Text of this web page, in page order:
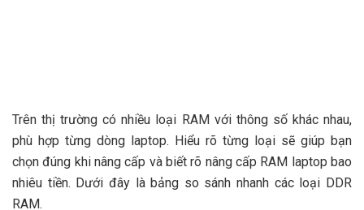
Trên thị trường có nhiều loại RAM với thông số khác nhau,
phù hợp từng dòng laptop. Hiểu rõ từng loại sẽ giúp bạn
chọn đúng khi nâng cấp và biết rõ nâng cấp RAM laptop bao
nhiêu tiền. Dưới đây là bảng so sánh nhanh các loại DDR
RAM.